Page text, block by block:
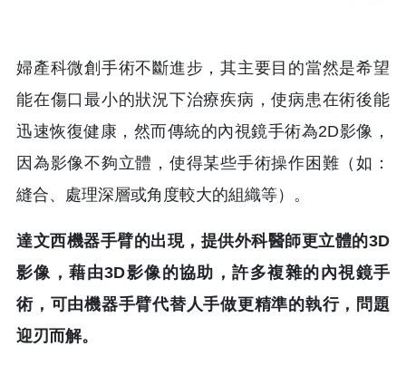
婦產科微創手術不斷進步，其主要目的當然是希望
能在傷口最小的狀況下治療疾病，使病患在術後能
迅速恢復健康，然而傳統的內視鏡手術為2D影像，
因為影像不夠立體，使得某些手術操作困難（如：
縫合、處理深層或角度較大的組織等）。
達文西機器手臂的出現，提供外科醫師更立體的3D
影像，藉由3D影像的協助，許多複雜的內視鏡手
術，可由機器手臂代替人手做更精準的執行，問題
迎刃而解。